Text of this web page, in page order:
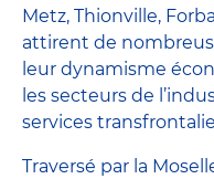
Metz, Thionville,
attirent de
leur dynamisme
les secteurs de
services
Traversé par la